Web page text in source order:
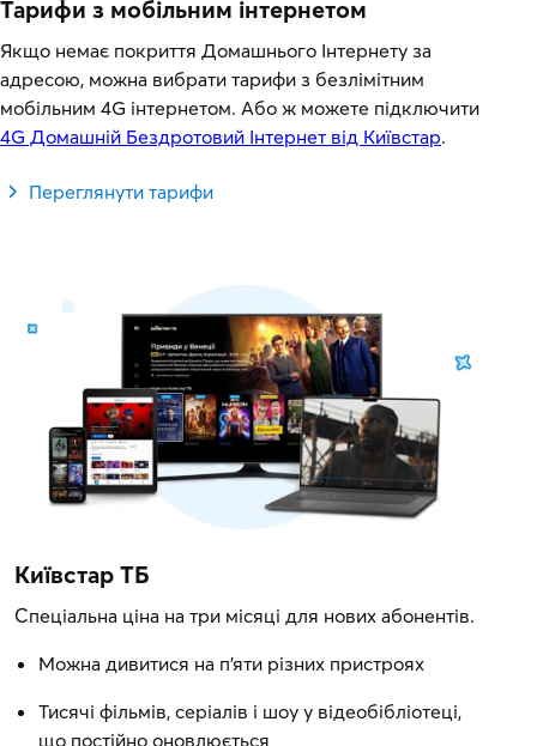
Тарифи з мобільним інтернетом
Якщо немає покриття Домашнього Інтернету за
адресою, можна вибрати тарифи з безлімітним
мобільним 4G інтернетом. Або ж можете підключити
4G Домашній Бездротовий Інтернет від Київстар.
Переглянути тарифи
Київстар ТБ
Спеціальна ціна на три місяці для нових абонентів.
Можна дивитися на п'яти різних пристроях
Тисячі фільмів, серіалів і шоу у відеобібліотеці,
що постійно оновлюється